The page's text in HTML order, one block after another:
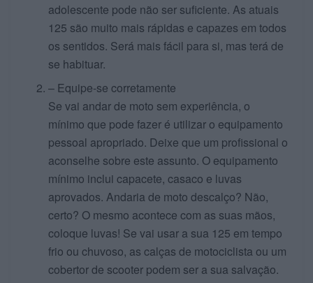
adolescente pode não ser suficiente. As atuais
125 são muito mais rápidas e capazes em todos
os sentidos. Será mais fácil para si, mas terá de
se habituar.
– Equipe-se corretamente
Se vai andar de moto sem experiência, o
mínimo que pode fazer é utilizar o equipamento
pessoal apropriado. Deixe que um profissional o
aconselhe sobre este assunto. O equipamento
mínimo inclui capacete, casaco e luvas
aprovados. Andaria de moto descalço? Não,
certo? O mesmo acontece com as suas mãos,
coloque luvas! Se vai usar a sua 125 em tempo
frio ou chuvoso, as calças de motociclista ou um
cobertor de scooter podem ser a sua salvação.